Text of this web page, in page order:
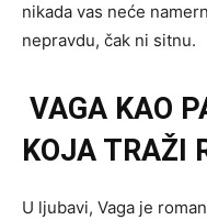
nikada vas neće
nepravdu, čak ni sitnu.
VAGA KAO
KOJA TRAŽI
U ljubavi, Vaga je